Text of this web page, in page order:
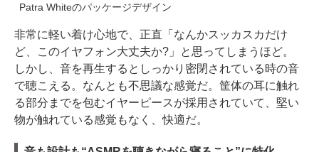
Patra Whiteのパッケージデザイン
非常に軽い着け心地で、正直「なんかスッカスカだけ
ど、このイヤフォン大丈夫か?」と思ってしまうほど。
しかし、音を再生するとしっかり密閉されている時の音
で聴こえる。なんとも不思議な感覚だ。筐体の耳に触れ
る部分までを包むイヤーピースが採用されていて、堅い
物が触れている感覚もなく、快適だ。